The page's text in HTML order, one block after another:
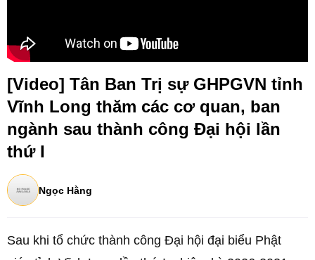
[Video] Tân Ban Trị sự GHPGVN tỉnh
Vĩnh Long thăm các cơ quan, ban
ngành sau thành công Đại hội lần
thứ I
Ngọc Hằng
Sau khi tổ chức thành công Đại hội đại biểu Phật